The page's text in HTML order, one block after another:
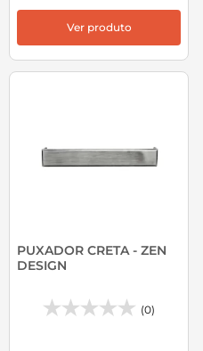
Ver produto
PUXADOR CRETA - ZEN
DESIGN
(0)